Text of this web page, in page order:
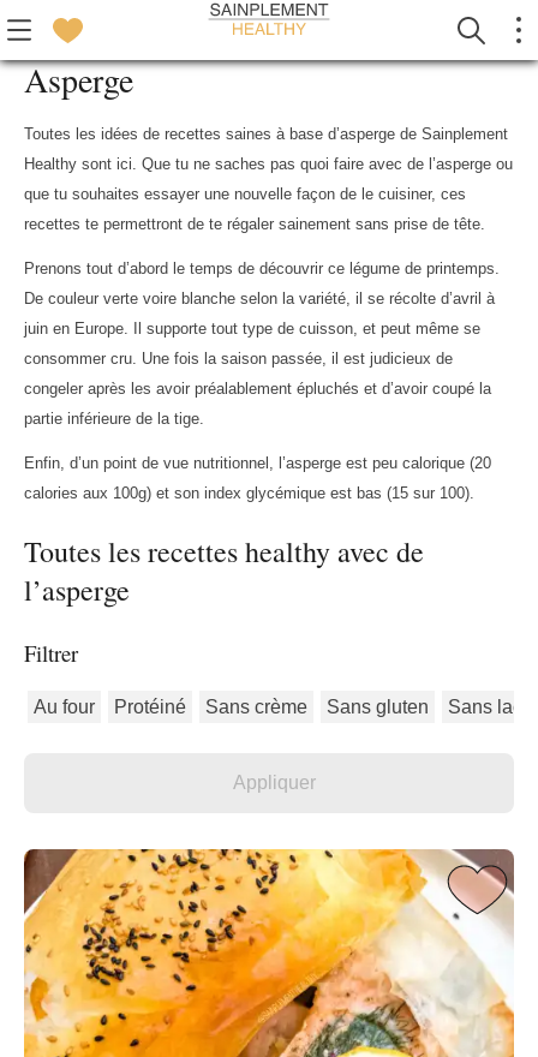
Asperge
Toutes les idées de recettes saines à base d’asperge de Sainplement
Healthy sont ici. Que tu ne saches pas quoi faire avec de l’asperge ou
que tu souhaites essayer une nouvelle façon de le cuisiner, ces
recettes te permettront de te régaler sainement sans prise de tête.
Prenons tout d’abord le temps de découvrir ce légume de printemps.
De couleur verte voire blanche selon la variété, il se récolte d’avril à
juin en Europe. Il supporte tout type de cuisson, et peut même se
consommer cru. Une fois la saison passée, il est judicieux de
congeler après les avoir préalablement épluchés et d’avoir coupé la
partie inférieure de la tige.
Enfin, d’un point de vue nutritionnel, l’asperge est peu calorique (20
calories aux 100g) et son index glycémique est bas (15 sur 100).
Toutes les recettes healthy avec de
l’asperge
Filtrer
Au four Protéiné Sans crème Sans gluten Sans